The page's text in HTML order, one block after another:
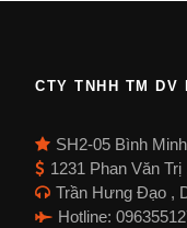
CTY TNHH TM DV
SH2-05 Bình
1231 Phan Văn
Trần Hưng Đạo ,
Hotline: